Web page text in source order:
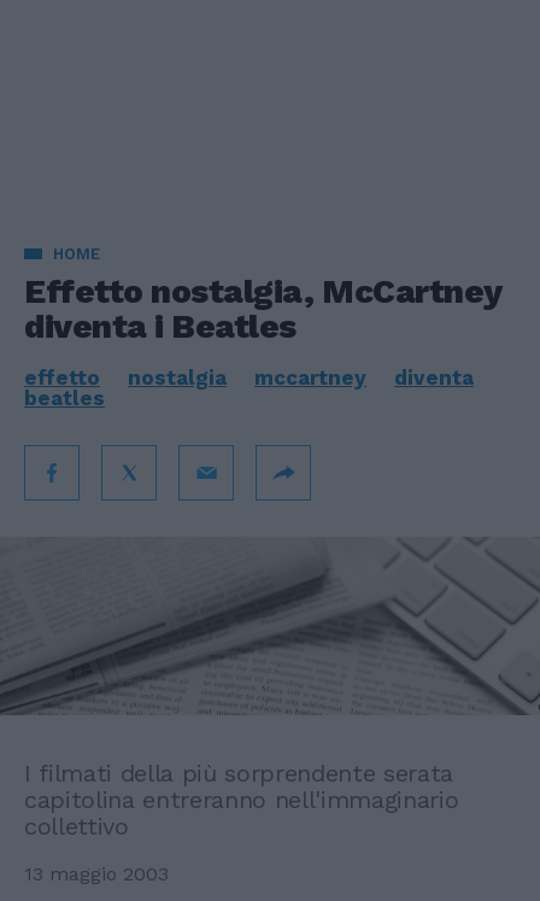
HOME
Effetto nostalgia, McCartney
diventa i Beatles
effetto nostalgia mccartney
diventa
beatles
I filmati della più sorprendente serata
capitolina entreranno nell'immaginario
collettivo
13 maggio 2003